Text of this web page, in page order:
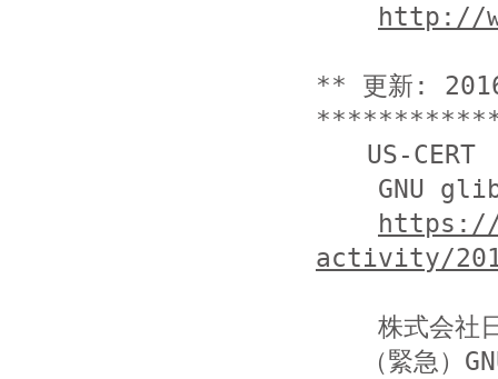
http://
** 更新: 2016
US-CERT
https://
activity/